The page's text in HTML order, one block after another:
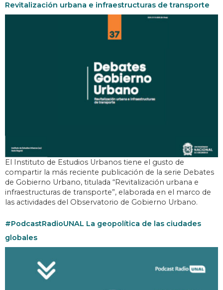
Revitalización urbana e infraestructuras de transporte
El Instituto de Estudios Urbanos tiene el gusto de
compartir la más reciente publicación de la serie Debates
de Gobierno Urbano, titulada “Revitalización urbana e
infraestructuras de transporte”, elaborada en el marco de
las actividades del Observatorio de Gobierno Urbano.
#PodcastRadioUNAL La geopolítica de las ciudades
globales